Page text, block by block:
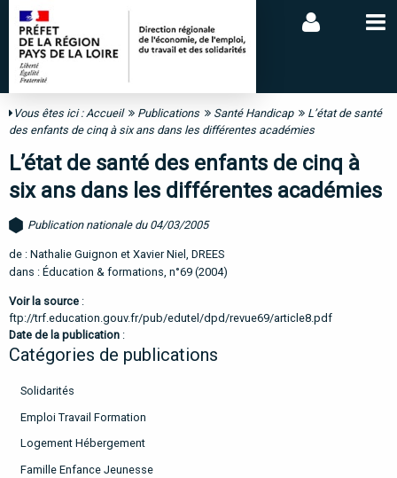
Vous êtes ici :Accueil Publications Santé Handicap
L’état de santé
des enfants de cinq à six ans dans les différentes académies
L’état de santé des enfants de cinq à
six ans dans les différentes académies
Publication nationale du 04/03/2005
de : Nathalie Guignon et Xavier Niel, DREES
dans : Éducation & formations, n°69 (2004)
Voir la source :
ftp://trf.education.gouv.fr/pub/edutel/dpd/revue69/article8.pdf
Date de la publication :
Catégories de publications
Solidarités
Emploi Travail Formation
Logement Hébergement
Famille Enfance Jeunesse